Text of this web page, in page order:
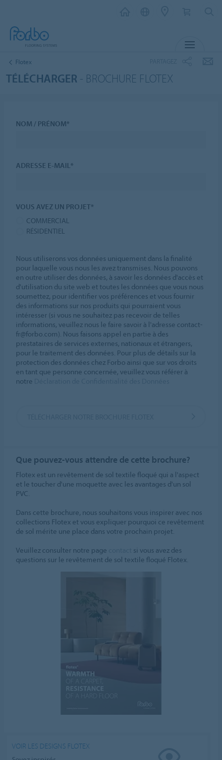
Flotex
TÉLÉCHARGER - BROCHURE FLOTEX
NOM / PRÉNOM*
ADRESSE E-MAIL*
VOUS AVEZ UN PROJET*
COMMERCIAL
RÉSIDENTIEL
Nous utiliserons vos données uniquement dans la finalité
pour laquelle vous nous les avez transmises. Nous pouvons
en outre utiliser des données, à savoir les données d'accès et
d'utilisation du site web et toutes les données que vous nous
soumettez, pour identifier vos préférences et vous fournir
des informations sur nos produits qui pourraient vous
intéresser (si vous ne souhaitez pas recevoir de telles
informations, veuillez nous le faire savoir à l'adresse contact-
fr@forbo.com). Nous faisons appel en partie à des
prestataires de services externes, nationaux et étrangers,
pour le traitement des données. Pour plus de détails sur la
protection des données chez Forbo ainsi que sur vos droits
en tant que personne concernée, veuillez vous référer à
notre
Que pouvez-vous attendre de cette brochure?
Flotex est un revêtement de sol textile floqué qui a l'aspect
et le toucher d'une moquette avec les avantages d'un sol
PVC.
Dans cette brochure, nous souhaitons vous inspirer avec nos
collections Flotex et vous expliquer pourquoi ce revêtement
de sol mérite une place dans votre prochain projet.
Veuillez consulter notre page
si vous avez des
questions sur le revêtement de sol textile floqué Flotex.
VOIR LES DESIGNS FLOTEX